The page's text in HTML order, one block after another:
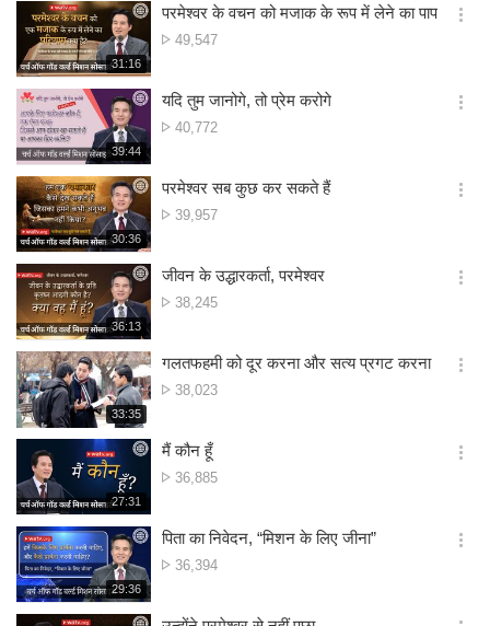
시
간
기
재
생
시
간
31:16
परमेश्वर के वचन को मजाक के रूप में लेने का पाप
दृश्य
49,547
옵
기
재
생
시
간
39:44
यदि तुम जानोगे, तो प्रेम करोगे
दृश्य
40,772
옵
기
재
생
시
간
30:36
परमेश्वर सब कुछ कर सकते हैं
दृश्य
39,957
옵
기
재
생
시
간
36:13
जीवन के उद्धारकर्ता, परमेश्वर
दृश्य
38,245
옵
기
재
생
간
33:35
गलतफहमी को दूर करना और सत्य प्रगट करना
दृश्य
38,023
옵
기
재
생
시
간
27:31
मैं कौन हूँ
दृश्य
36,885
옵
기
재
생
29:36
पिता का निवेदन, “मिशन के लिए जीना”
दृश्य
36,394
옵